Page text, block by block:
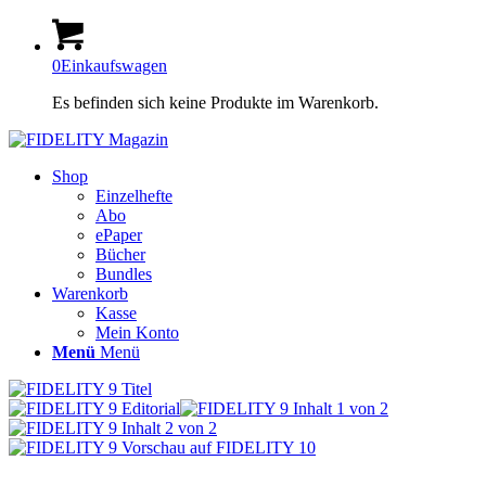
0Einkaufswagen
Es befinden sich keine Produkte im Warenkorb.
Shop
Einzelhefte
Abo
ePaper
Bücher
Bundles
Warenkorb
Kasse
Mein Konto
Menü Menü